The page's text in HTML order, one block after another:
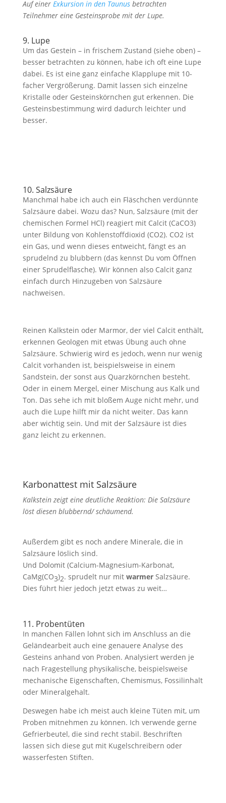
Auf einer Exkursion in den Taunusbetrachten
Teilnehmer eine Gesteinsprobe mit der Lupe.
9. Lupe
Um das Gestein – in frischem Zustand (siehe oben) –
besser betrachten zu können, habe ich oft eine Lupe
dabei. Es ist eine ganz einfache Klapplupe mit 10-
facher Vergrößerung. Damit lassen sich einzelne
Kristalle oder Gesteinskörnchen gut erkennen. Die
Gesteinsbestimmung wird dadurch leichter und
besser.
10. Salzsäure
Manchmal habe ich auch ein Fläschchen verdünnte
Salzsäure dabei. Wozu das? Nun, Salzsäure (mit der
chemischen Formel HCl) reagiert mit Calcit (CaCO3)
unter Bildung von Kohlenstoffdioxid (CO2). CO2 ist
ein Gas, und wenn dieses entweicht, fängt es an
sprudelnd zu blubbern (das kennst Du vom Öffnen
einer Sprudelflasche). Wir können also Calcit ganz
einfach durch Hinzugeben von Salzsäure
nachweisen.
Reinen Kalkstein oder Marmor, der viel Calcit enthält,
erkennen Geologen mit etwas Übung auch ohne
Salzsäure. Schwierig wird es jedoch, wenn nur wenig
Calcit vorhanden ist, beispielsweise in einem
Sandstein, der sonst aus Quarzkörnchen besteht.
Oder in einem Mergel, einer Mischung aus Kalk und
Ton. Das sehe ich mit bloßem Auge nicht mehr, und
auch die Lupe hilft mir da nicht weiter. Das kann
aber wichtig sein. Und mit der Salzsäure ist dies
ganz leicht zu erkennen.
Karbonattest mit Salzsäure
Kalkstein zeigt eine deutliche Reaktion: Die Salzsäure
löst diesen blubbernd/ schäumend.
Außerdem gibt es noch andere Minerale, die in
Salzsäure löslich sind.
Und Dolomit (Calcium-Magnesium-Karbonat,
CaMg(CO3)2. sprudelt nur mit warmer Salzsäure.
Dies führt hier jedoch jetzt etwas zu weit…
11. Probentüten
In manchen Fällen lohnt sich im Anschluss an die
Geländearbeit auch eine genauere Analyse des
Gesteins anhand von Proben. Analysiert werden je
nach Fragestellung physikalische, beispielsweise
mechanische Eigenschaften, Chemismus, Fossilinhalt
oder Mineralgehalt.
Deswegen habe ich meist auch kleine Tüten mit, um
Proben mitnehmen zu können. Ich verwende gerne
Gefrierbeutel, die sind recht stabil. Beschriften
lassen sich diese gut mit Kugelschreibern oder
wasserfesten Stiften.